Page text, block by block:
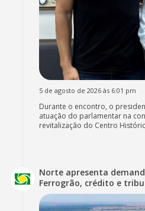
5 de agosto de 2026 às 6:01 pm
Durante o encontro, o
atuação do parlamentar na
revitalização do Centro
Norte apresenta
Ferrogrão, crédito e